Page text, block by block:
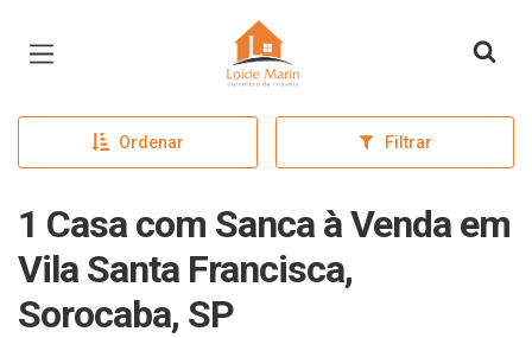
Página inicial
Ordenar Filtrar
1 Casa com Sanca à Venda em
Vila Santa Francisca,
Sorocaba, SP